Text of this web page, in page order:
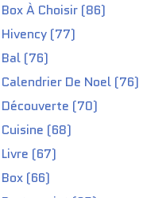
Box À Choisir (86)
Hivency (77)
Bal (76)
Calendrier De Noel (76)
Découverte (70)
Cuisine (68)
Livre (67)
Box (66)